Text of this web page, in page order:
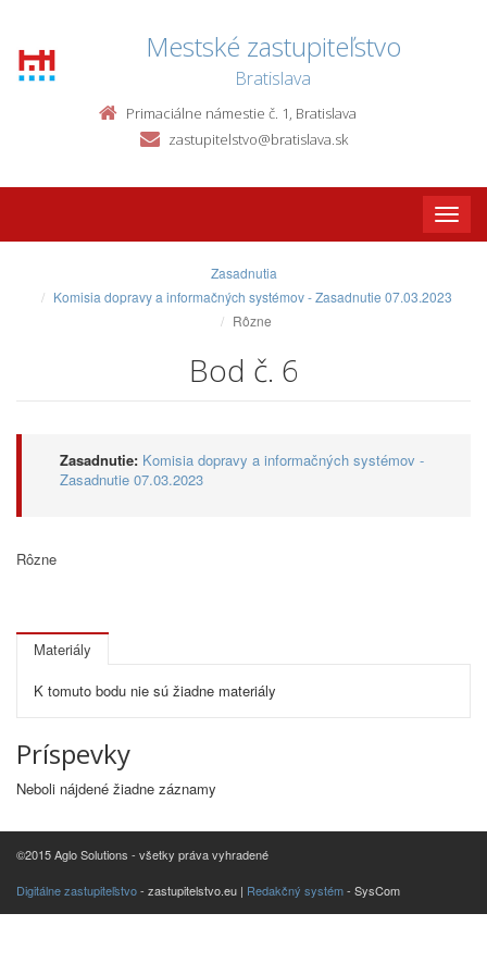
Mestské zastupiteľstvo
Bratislava
Primaciálne námestie č. 1, Bratislava
zastupitelstvo@bratislava.sk
Toggle
Zasadnutia
Komisia dopravy a informačných systémov - Zasadnutie 07.03.2023
Rôzne
Bod č. 6
Zasadnutie: Komisia dopravy a informačných systémov -
Zasadnutie 07.03.2023
Rôzne
Materiály
K tomuto bodu nie sú žiadne materiály
Príspevky
Neboli nájdené žiadne záznamy
©2015 Aglo Solutions - všetky práva vyhradené
Digitálne zastupiteľstvo- zastupitelstvo.eu | Redakčný systém- SysCom